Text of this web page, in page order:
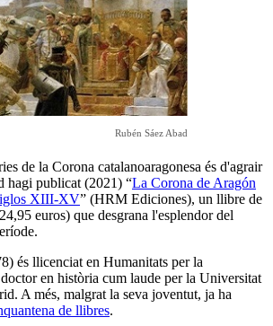
Rubén Sáez Abad
de la Corona catalanoaragonesa és d'agrair
hagi publicat (2021) “La Corona de Aragón
XIII-XV” (HRM Ediciones), un llibre de
euros) que desgrana l'esplendor del
és llicenciat en Humanitats per la
en història cum laude per la Universitat
A més, malgrat la seva joventut, ja ha
de llibres.